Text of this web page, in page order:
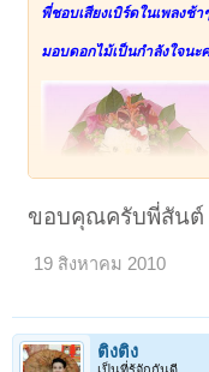
พี่ชอบเสียงเบิร์ดในเพลงช้
มอบดอกไม้เป็นกำลังใจนะ
ขอบคุณครับพี่สันต์
19 สิงหาคม 2010
ติงติง